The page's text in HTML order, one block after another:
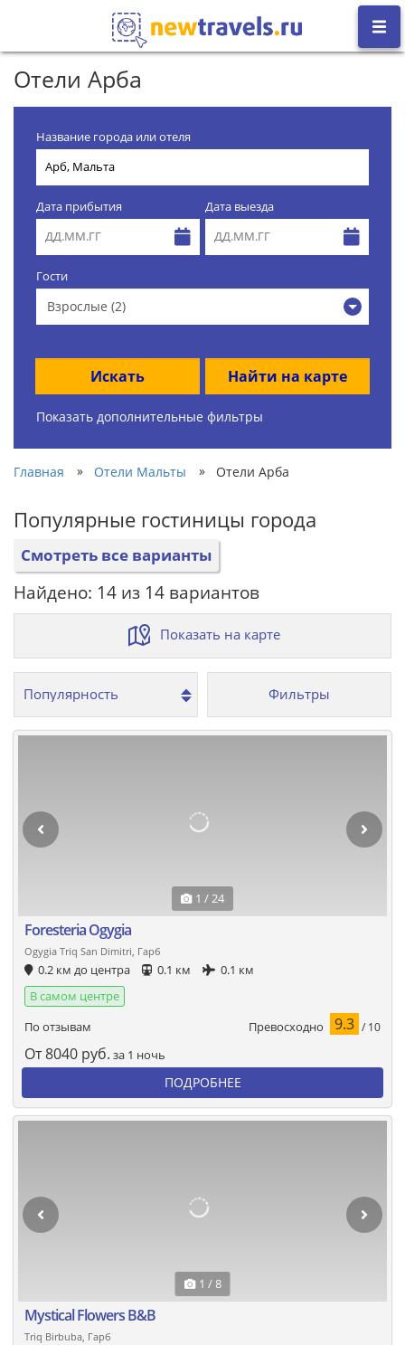
Отели Арба
Название города или отеля
Дата прибытия Дата выезда
Гости
Взрослые (2)
Искать Найти на карте
Показать дополнительные фильтры
Главная » Отели Мальты » Отели Арба
Популярные гостиницы города
Смотреть все варианты
Найдено: 14 из 14 вариантов
Показать на карте
Фильтры
1 / 24
Foresteria Ogygia
Ogygia Triq San Dimitri, Гарб
0.2 км до центра 0.1 км
0.1 км
В самом центре
По отзывам
Превосходно 9.3 / 10
От8040 руб. за 1 ночь
ПОДРОБНЕЕ
1 / 8
Mystical Flowers B&B
Triq Birbuba, Гарб